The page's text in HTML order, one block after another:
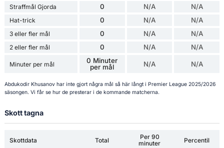
Straffmål Gjorda 0 N/A N/A
Hat-trick 0 N/A N/A
3 eller fler mål 0 N/A N/A
2 eller fler mål 0 N/A N/A
Minuter per mål
0 Minuter
per mål
N/A N/A
Abdukodir Khusanov har inte gjort några mål så här långt i Premier League 2025/2026
säsongen. Vi får se hur de presterar i de kommande matcherna.
Skott tagna
Skottdata Total
Per 90
minuter
Percentil